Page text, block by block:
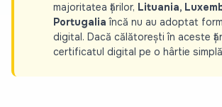
majoritatea țărilor, Lituania,
Portugalia încă nu au adoptat
digital. Dacă călătorești în aceste
certificatul digital pe o hârtie